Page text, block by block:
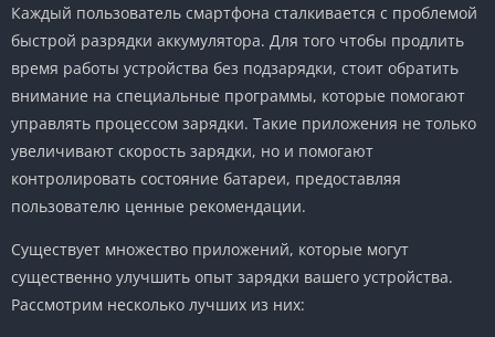
Каждый пользователь смартфона сталкивается с проблемой
быстрой разрядки аккумулятора. Для того чтобы продлить
время работы устройства без подзарядки, стоит обратить
внимание на специальные программы, которые помогают
управлять процессом зарядки. Такие приложения не только
увеличивают скорость зарядки, но и помогают
контролировать состояние батареи, предоставляя
пользователю ценные рекомендации.
Существует множество приложений, которые могут
существенно улучшить опыт зарядки вашего устройства.
Рассмотрим несколько лучших из них: